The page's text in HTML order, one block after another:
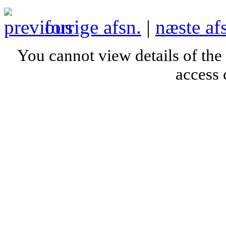
forrige afsn. | næste
You cannot view details of